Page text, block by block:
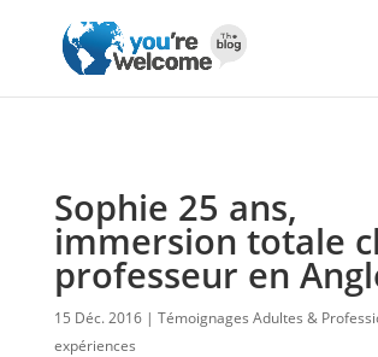
Sophie 25 ans,
immersion totale
professeur en
15 Déc. 2016 Témoignages Adultes &
expériences